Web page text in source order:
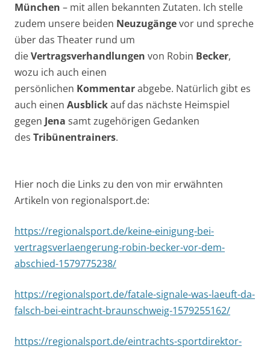
München – mit allen bekannten Zutaten. Ich stelle
zudem unsere beiden Neuzugängevor und spreche
über das Theater rund um
dieVertragsverhandlungen von Robin Becker,
wozu ich auch einen
persönlichen Kommentarabgebe. Natürlich gibt es
auch einen Ausblickauf das nächste Heimspiel
gegen Jena samt zugehörigen Gedanken
des Tribünentrainers.
Hier noch die Links zu den von mir erwähnten
Artikeln von regionalsport.de:
https://regionalsport.de/keine-einigung-bei-
vertragsverlaengerung-robin-becker-vor-dem-
abschied-1579775238/
https://regionalsport.de/fatale-signale-was-laeuft-da-
falsch-bei-eintracht-braunschweig-1579255162/
https://regionalsport.de/eintrachts-sportdirektor-